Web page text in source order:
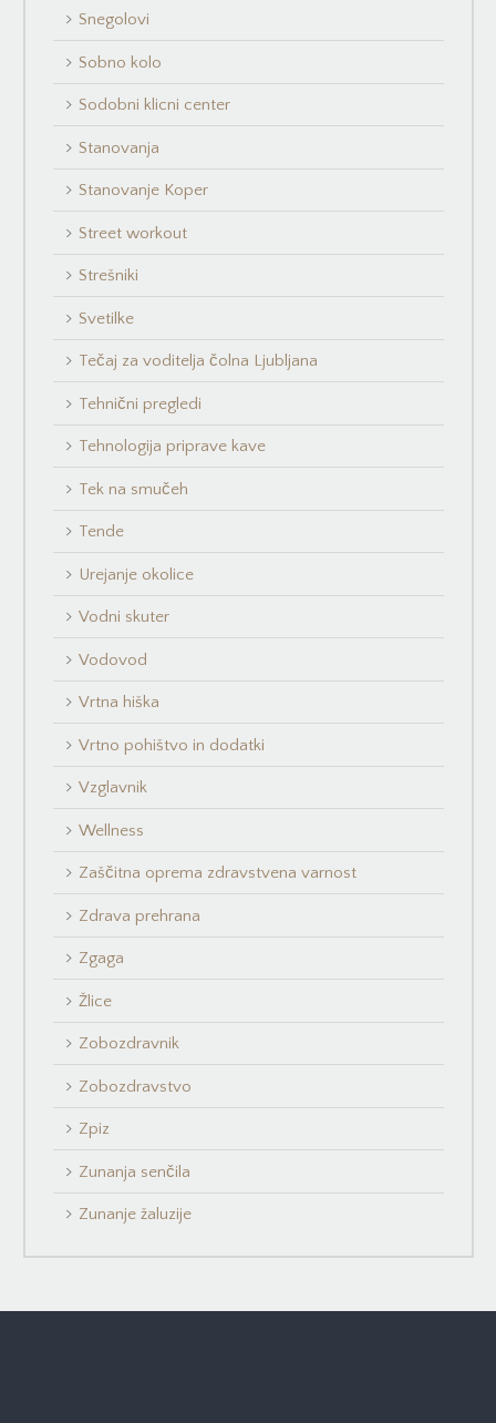
Snegolovi
Sobno kolo
Sodobni klicni center
Stanovanja
Stanovanje Koper
Street workout
Strešniki
Svetilke
Tečaj za voditelja čolna Ljubljana
Tehnični pregledi
Tehnologija priprave kave
Tek na smučeh
Tende
Urejanje okolice
Vodni skuter
Vodovod
Vrtna hiška
Vrtno pohištvo in dodatki
Vzglavnik
Wellness
Zaščitna oprema zdravstvena varnost
Zdrava prehrana
Zgaga
Žlice
Zobozdravnik
Zobozdravstvo
Zpiz
Zunanja senčila
Zunanje žaluzije